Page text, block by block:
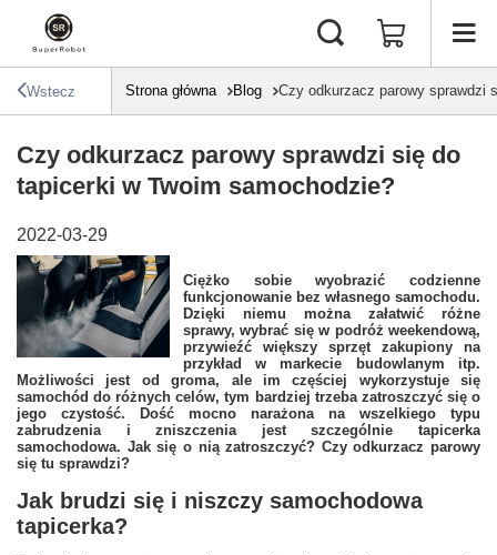
Wstecz Strona główna Blog Czy odkurzacz parowy sprawdzi
Czy odkurzacz parowy sprawdzi się do
tapicerki w Twoim samochodzie?
2022-03-29
Ciężko sobie wyobrazić codzienne
funkcjonowanie bez własnego samochodu.
Dzięki niemu można załatwić różne
sprawy, wybrać się w podróż weekendową,
przywieźć większy sprzęt zakupiony na
przykład w markecie budowlanym itp.
Możliwości jest od groma, ale im częściej wykorzystuje się
samochód do różnych celów, tym bardziej trzeba zatroszczyć się o
jego czystość. Dość mocno narażona na wszelkiego typu
zabrudzenia i zniszczenia jest szczególnie tapicerka
samochodowa. Jak się o nią zatroszczyć? Czy odkurzacz parowy
się tu sprawdzi?
Jak brudzi się i niszczy samochodowa
tapicerka?